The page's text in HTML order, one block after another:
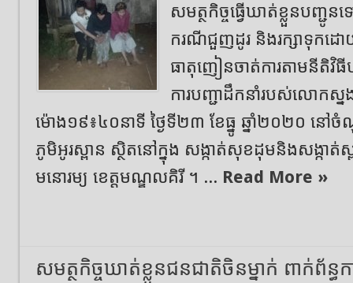
សមត្ថកិច្ចធ្វើឃាត់ខ្លួនបញ្ជូ
ករណីជួញដូរ និងរក្សាទុកដោ
ធាតុញៀនចាត់ការតាមនីតិវិធី
ការបញ្ជាដឹកនាំរបស់លោកស្នង
ម៉ោង១៩៖៤០នាទី ថ្ងៃទី២៣ ខែធ្នូ ឆ្នាំ២០២០ ន
ភូមិអូរស្ពាន ស្ថិតនៅក្នុង សង្កាត់សុខដុមនិងសង្កាត់
មនោរម្យ ខេត្តមណ្ឌលគិរី ។ ... Read More »
សមត្ថកិច្ចឃាត់ខ្លួនជនជាតិចិនម្នាក់ ពាក់ព័ន្ធ